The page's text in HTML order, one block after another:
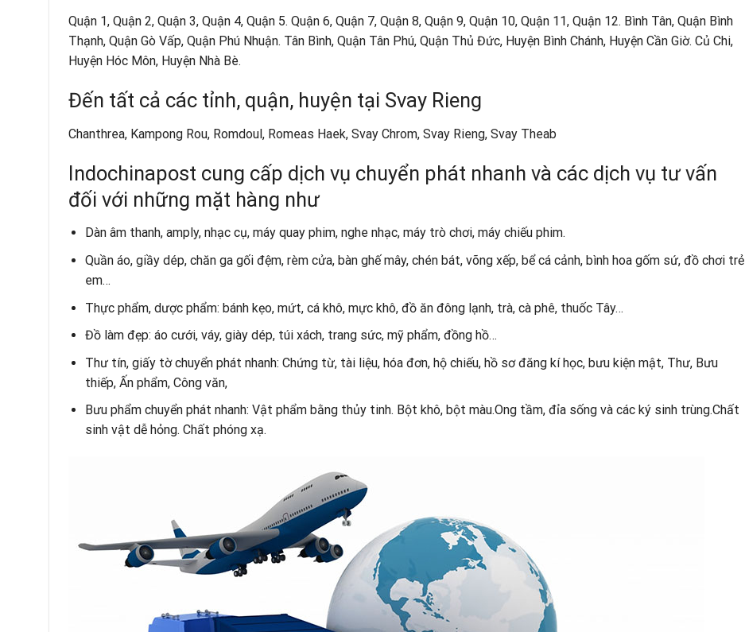
Quận 1, Quận 2, Quận 3, Quận 4, Quận 5. Quận 6, Quận 7, Quận 8, Quận 9, Quận 10, Quận 11, Quận 12. Bình Tân, Quận Bình
Thạnh, Quận Gò Vấp, Quận Phú Nhuận. Tân Bình, Quận Tân Phú, Quận Thủ Đức, Huyện Bình Chánh, Huyện Cần Giờ. Củ Chi,
Huyện Hóc Môn, Huyện Nhà Bè.
Đến tất cả các tỉnh, quận, huyện tại Svay Rieng
Chanthrea, Kampong Rou, Romdoul, Romeas Haek, Svay Chrom, Svay Rieng, Svay Theab
Indochinapost cung cấp dịch vụ chuyển phát nhanh và các dịch vụ tư vấn
đối với những mặt hàng như
Dàn âm thanh, amply, nhạc cụ, máy quay phim, nghe nhạc, máy trò chơi, máy chiếu phim.
Quần áo, giầy dép, chăn ga gối đệm, rèm cửa, bàn ghế mây, chén bát, võng xếp, bể cá cảnh, bình hoa gốm sứ, đồ chơi trẻ
em…
Thực phẩm, dược phẩm: bánh kẹo, mứt, cá khô, mực khô, đồ ăn đông lạnh, trà, cà phê, thuốc Tây…
Đồ làm đẹp: áo cưới, váy, giày dép, túi xách, trang sức, mỹ phẩm, đồng hồ…
Thư tín, giấy tờ chuyển phát nhanh: Chứng từ, tài liệu, hóa đơn, hộ chiếu, hồ sơ đăng kí học, bưu kiện mật, Thư, Bưu
thiếp, Ấn phẩm, Công văn,
Bưu phẩm chuyển phát nhanh: Vật phẩm bằng thủy tinh. Bột khô, bột màu.Ong tầm, đỉa sống và các ký sinh trùng.Chất
sinh vật dễ hỏng. Chất phóng xạ.